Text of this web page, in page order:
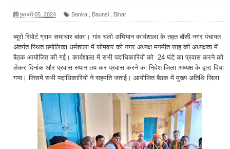
फ़रवरी 05, 2024 Banka Baunsi Bihar
ब्यूरो रिपोर्ट ग्राम समाचार बांका। गांव चलो अभियान कार्यशाला के तहत बौंसी नगर पंचायत
अंतर्गत स्थित छपोलिका धर्मशाला में सोमवार को नगर अध्यक्ष मनमीत साह की अध्यक्षता में
बैठक आयोजित की गई। कार्यशाला में सभी पदाधिकारियों को 24 घंटे का प्रवास करने को
लेकर दिनांक और प्रवास स्थान तय कर प्रवास करने का निदेश जिला अध्यक्ष के द्वारा दिया
गया। जिसमें सभी पदाधिकारियों ने सहमति जताई। आयोजित बैठक में मुख्य अतिथि जिला